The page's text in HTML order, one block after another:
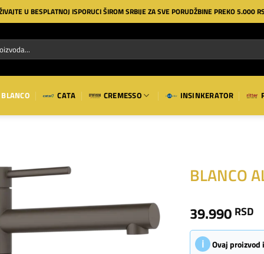
U BESPLATNOJ ISPORUCI ŠIROM SRBIJE ZA SVE PORUDŽBINE PREKO 5.000
BLANCO CATA CREMESSO INSINKERATOR
na
listu
želja
BLANCO
39.990 RSD
ℹ Ovaj proizvod